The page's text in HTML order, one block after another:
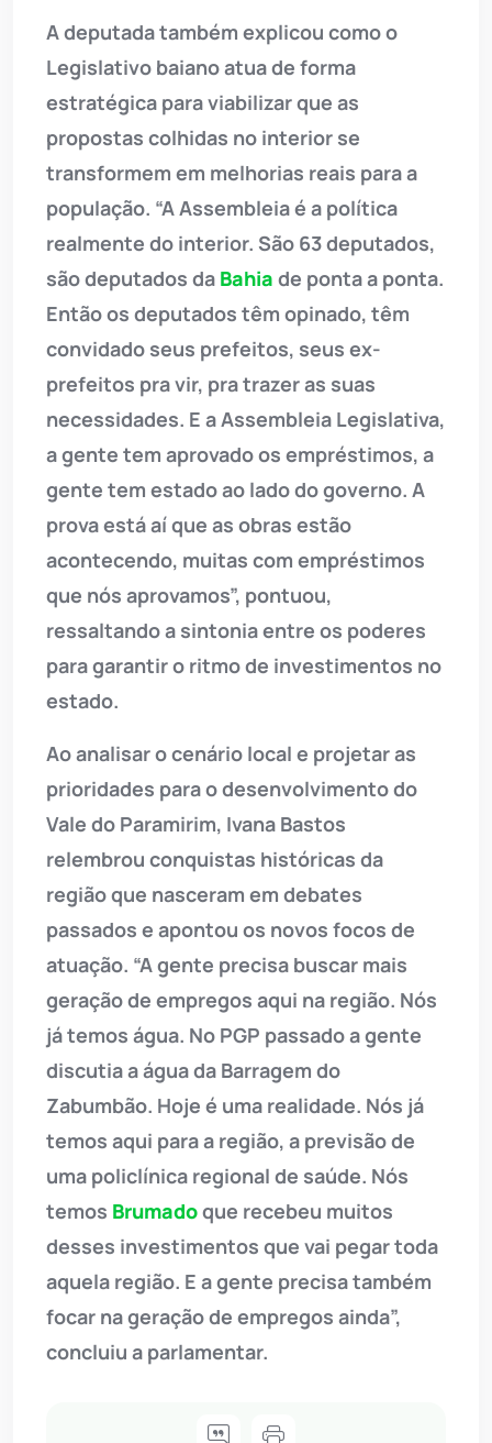
A deputada também explicou como o
Legislativo baiano atua de forma
estratégica para viabilizar que as
propostas colhidas no interior se
transformem em melhorias reais para a
população. “A Assembleia é a política
realmente do interior. São 63 deputados,
são deputados da Bahia de ponta a ponta.
Então os deputados têm opinado, têm
convidado seus prefeitos, seus ex-
prefeitos pra vir, pra trazer as suas
necessidades. E a Assembleia Legislativa,
a gente tem aprovado os empréstimos, a
gente tem estado ao lado do governo. A
prova está aí que as obras estão
acontecendo, muitas com empréstimos
que nós aprovamos”, pontuou,
ressaltando a sintonia entre os poderes
para garantir o ritmo de investimentos no
estado.
Ao analisar o cenário local e projetar as
prioridades para o desenvolvimento do
Vale do Paramirim, Ivana Bastos
relembrou conquistas históricas da
região que nasceram em debates
passados e apontou os novos focos de
atuação. “A gente precisa buscar mais
geração de empregos aqui na região. Nós
já temos água. No PGP passado a gente
discutia a água da Barragem do
Zabumbão. Hoje é uma realidade. Nós já
temos aqui para a região, a previsão de
uma policlínica regional de saúde. Nós
temos Brumadoque recebeu muitos
desses investimentos que vai pegar toda
aquela região. E a gente precisa também
focar na geração de empregos ainda”,
concluiu a parlamentar.